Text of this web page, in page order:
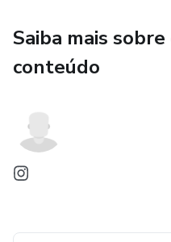
Saiba mais
conteúdo